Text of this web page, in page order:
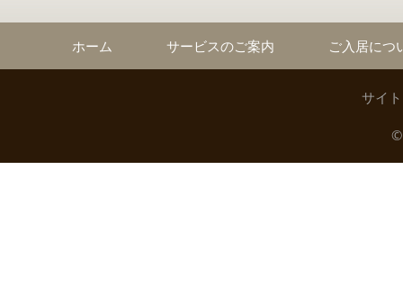
ホーム サービスのご案内 ご入居につ
サイ
©